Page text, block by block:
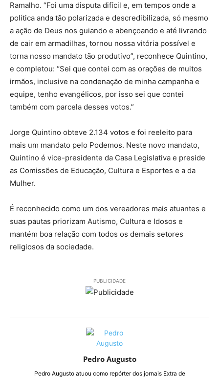
Ramalho. “Foi uma disputa difícil e, em tempos onde a
política anda tão polarizada e descredibilizada, só mesmo
a ação de Deus nos guiando e abençoando e até livrando
de cair em armadilhas, tornou nossa vitória possível e
torna nosso mandato tão produtivo”, reconhece Quintino,
e completou: “Sei que contei com as orações de muitos
irmãos, inclusive na condenação de minha campanha e
equipe, tenho evangélicos, por isso sei que contei
também com parcela desses votos.”
Jorge Quintino obteve 2.134 votos e foi reeleito para
mais um mandato pelo Podemos. Neste novo mandato,
Quintino é vice-presidente da Casa Legislativa e preside
as Comissões de Educação, Cultura e Esportes e a da
Mulher.
É reconhecido como um dos vereadores mais atuantes e
suas pautas priorizam Autismo, Cultura e Idosos e
mantém boa relação com todos os demais setores
religiosos da sociedade.
PUBLICIDADE
Pedro Augusto
Pedro Augusto atuou como repórter dos jornais Extra de